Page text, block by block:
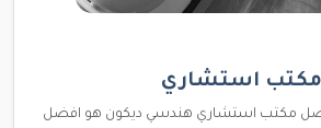
استشاري
مكتب استشاري هندسي ديكون هو افضل